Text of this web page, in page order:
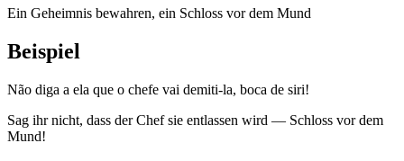
Ein Geheimnis bewahren, ein Schloss vor dem Mund
Beispiel
Não diga a ela que o chefe vai demiti-la, boca de siri!
Sag ihr nicht, dass der Chef sie entlassen wird — Schloss vor dem
Mund!